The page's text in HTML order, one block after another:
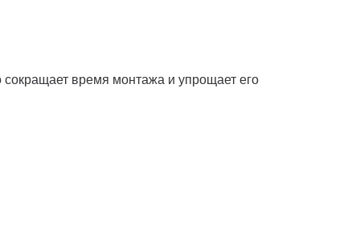
сокращает время монтажа и упрощает его